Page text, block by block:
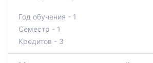
Год обучения - 1
Семестр - 1
Кредитов - 3